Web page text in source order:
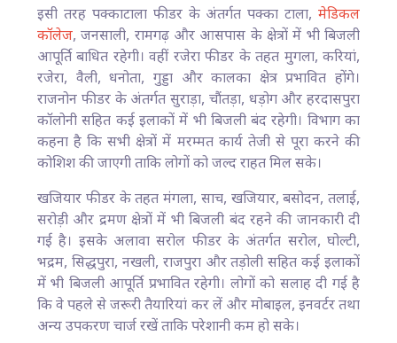
इसी तरह पक्काटाला फीडर के अंतर्गत पक्का टाला, मेडिकल
कॉलेज, जनसाली, रामगढ़ और आसपास के क्षेत्रों में भी बिजली
आपूर्ति बाधित रहेगी। वहीं रजेरा फीडर के तहत मुगला, करियां,
रजेरा, वैली, धनोता, गुड्डा और कालका क्षेत्र प्रभावित होंगे।
राजनोन फीडर के अंतर्गत सुराड़ा, चौंतड़ा, धड़ोग और हरदासपुरा
कॉलोनी सहित कई इलाकों में भी बिजली बंद रहेगी। विभाग का
कहना है कि सभी क्षेत्रों में मरम्मत कार्य तेजी से पूरा करने की
कोशिश की जाएगी ताकि लोगों को जल्द राहत मिल सके।
खजियार फीडर के तहत मंगला, साच, खजियार, बसोदन, तलाई,
सरोड़ी और द्रमण क्षेत्रों में भी बिजली बंद रहने की जानकारी दी
गई है। इसके अलावा सरोल फीडर के अंतर्गत सरोल, घोल्टी,
भद्रम, सिद्धपुरा, नखली, राजपुरा और तड़ोली सहित कई इलाकों
में भी बिजली आपूर्ति प्रभावित रहेगी। लोगों को सलाह दी गई है
कि वे पहले से जरूरी तैयारियां कर लें और मोबाइल, इनवर्टर तथा
अन्य उपकरण चार्ज रखें ताकि परेशानी कम हो सके।